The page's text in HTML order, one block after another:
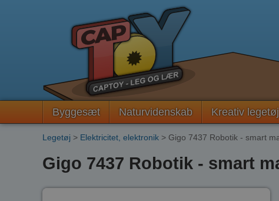
Byggesæt Naturvidenskab Kreativ legetøj
Legetøj > Elektricitet, elektronik > Gigo 7437 Robotik - smart
Gigo 7437 Robotik - smart